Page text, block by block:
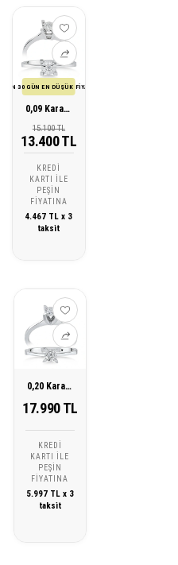
SON 30 GÜN EN DÜŞÜK FİYATI
0,09 Karat Tektaş Pırlanta Yüzük
15.100 TL
13.400 TL
KREDI
KARTI ILE
PEŞIN
FIYATINA
4.467 TL x 3
taksit
0,20 Karat Tektaş Pırlanta Yüzük
17.990 TL
KREDI
KARTI ILE
PEŞIN
FIYATINA
5.997 TL x 3
taksit